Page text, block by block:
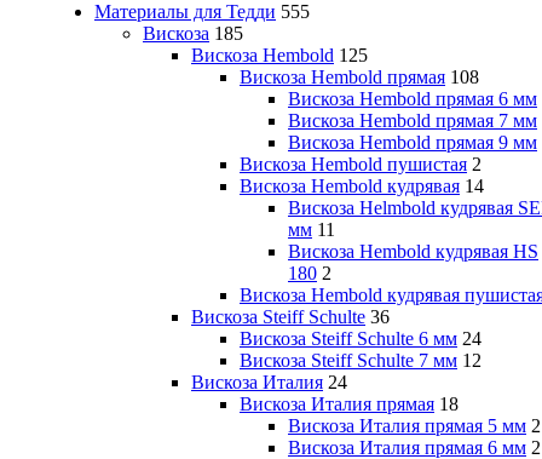
Материалы для Тедди 555
Вискоза 185
Вискоза Hembold 125
Вискоза Hembold прямая 108
Вискоза Hembold прямая 6 мм
Вискоза Hembold прямая 7 мм
Вискоза Hembold прямая 9 мм
Вискоза Hembold пушистая 2
Вискоза Hembold кудрявая 14
Вискоза Helmbold кудрявая
мм 11
Вискоза Hembold кудрявая HS
180 2
Вискоза Hembold кудрявая
Вискоза Steiff Schulte 36
Вискоза Steiff Schulte 6 мм 24
Вискоза Steiff Schulte 7 мм 12
Вискоза Италия 24
Вискоза Италия прямая 18
Вискоза Италия прямая 5 мм 2
Вискоза Италия прямая 6 мм 2